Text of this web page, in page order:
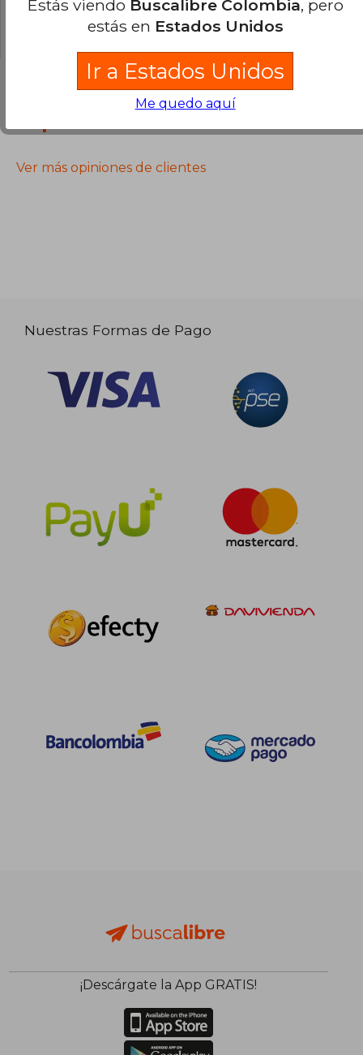
para poder agregar tu propia pregunta.
Ver más opiniones de clientes
Nuestras Formas de Pago
¡Descárgate la App GRATIS!
Estás viendo Buscalibre Colombia, pero
estás en Estados Unidos
Ir a Estados Unidos
Me quedo aquí